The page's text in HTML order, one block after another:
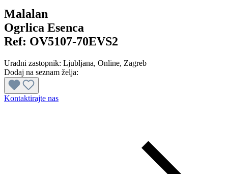
Malalan
Ogrlica Esenca
Ref: OV5107-70EVS2
Uradni zastopnik: Ljubljana, Online, Zagreb
Dodaj na seznam želja:
Kontaktirajte nas